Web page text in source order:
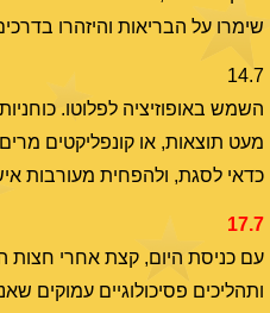
שימרו על הבריאות והיזהרו
14.7
השמש באופוזיציה לפלוטו.
מעט תוצאות, או קונפליקטים
כדאי לסגת, ולהפחית מעורבות
17.7
עם כניסת היום, קצת אחרי חצות
ותהליכים פסיכולוגיים עמוקים